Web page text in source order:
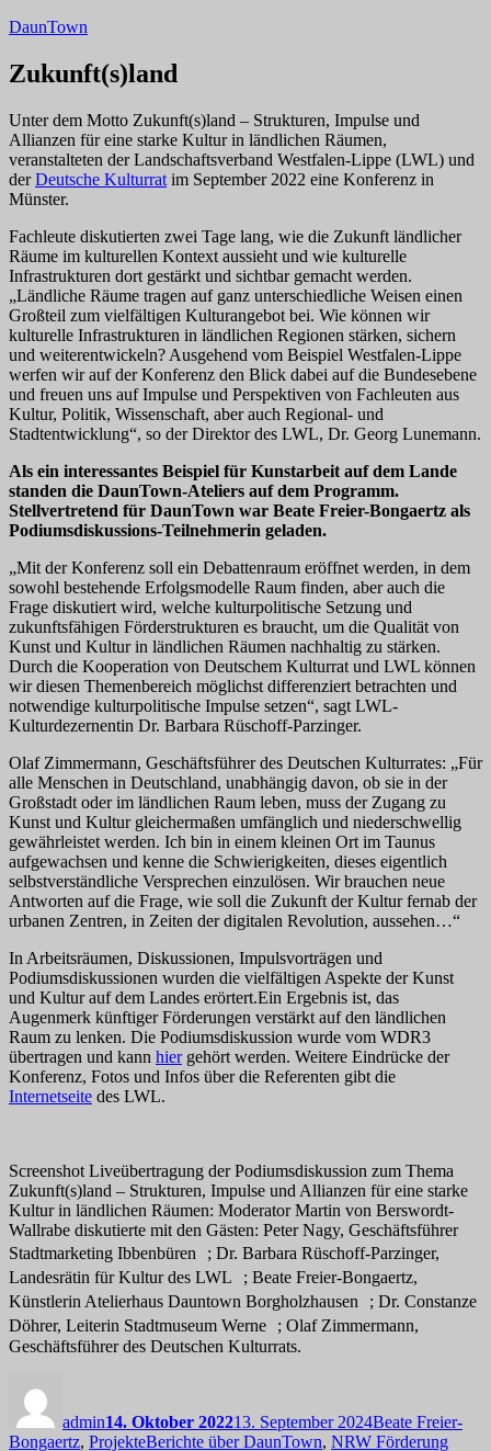
Zum
springen
DaunTown
Zukunft(s)land
Unter dem Motto Zukunft(s)land – Strukturen, Impulse und
Allianzen für eine starke Kultur in ländlichen Räumen,
veranstalteten der Landschaftsverband Westfalen-Lippe (LWL) und
derDeutsche Kulturrat im September 2022 eine Konferenz in
Münster.
Fachleute diskutierten zwei Tage lang, wie die Zukunft ländlicher
Räume im kulturellen Kontext aussieht und wie kulturelle
Infrastrukturen dort gestärkt und sichtbar gemacht werden.
„Ländliche Räume tragen auf ganz unterschiedliche Weisen einen
Großteil zum vielfältigen Kulturangebot bei. Wie können wir
kulturelle Infrastrukturen in ländlichen Regionen stärken, sichern
und weiterentwickeln? Ausgehend vom Beispiel Westfalen-Lippe
werfen wir auf der Konferenz den Blick dabei auf die Bundesebene
und freuen uns auf Impulse und Perspektiven von Fachleuten aus
Kultur, Politik, Wissenschaft, aber auch Regional- und
Stadtentwicklung“, so der Direktor des LWL, Dr. Georg Lunemann.
Als ein interessantes Beispiel für Kunstarbeit auf dem Lande
standen die DaunTown-Ateliers auf dem Programm.
Stellvertretend für DaunTown war Beate Freier-Bongaertz als
Podiumsdiskussions-Teilnehmerin geladen.
„Mit der Konferenz soll ein Debattenraum eröffnet werden, in dem
sowohl bestehende Erfolgsmodelle Raum finden, aber auch die
Frage diskutiert wird, welche kulturpolitische Setzung und
zukunftsfähigen Förderstrukturen es braucht, um die Qualität von
Kunst und Kultur in ländlichen Räumen nachhaltig zu stärken.
Durch die Kooperation von Deutschem Kulturrat und LWL können
wir diesen Themenbereich möglichst differenziert betrachten und
notwendige kulturpolitische Impulse setzen“, sagt LWL-
Kulturdezernentin Dr. Barbara Rüschoff-Parzinger.
Olaf Zimmermann, Geschäftsführer des Deutschen Kulturrates: „Für
alle Menschen in Deutschland, unabhängig davon, ob sie in der
Großstadt oder im ländlichen Raum leben, muss der Zugang zu
Kunst und Kultur gleichermaßen umfänglich und niederschwellig
gewährleistet werden. Ich bin in einem kleinen Ort im Taunus
aufgewachsen und kenne die Schwierigkeiten, dieses eigentlich
selbstverständliche Versprechen einzulösen. Wir brauchen neue
Antworten auf die Frage, wie soll die Zukunft der Kultur fernab der
urbanen Zentren, in Zeiten der digitalen Revolution, aussehen…“
In Arbeitsräumen, Diskussionen, Impulsvorträgen und
Podiumsdiskussionen wurden die vielfältigen Aspekte der Kunst
und Kultur auf dem Landes erörtert.Ein Ergebnis ist, das
Augenmerk künftiger Förderungen verstärkt auf den ländlichen
Raum zu lenken. Die Podiumsdiskussion wurde vom WDR3
übertragen und kann hiergehört werden. Weitere Eindrücke der
Konferenz, Fotos und Infos über die Referenten gibt die
Internetseite des LWL.
Screenshot Liveübertragung der Podiumsdiskussion zum Thema
Zukunft(s)land – Strukturen, Impulse und Allianzen für eine starke
Kultur in ländlichen Räumen: Moderator Martin von Berswordt-
Wallrabe diskutierte mit den Gästen: Peter Nagy, Geschäftsführer
Stadtmarketing Ibbenbüren ; Dr. Barbara Rüschoff-Parzinger,
Landesrätin für Kultur des LWL ; Beate Freier-Bongaertz,
Künstlerin Atelierhaus Dauntown Borgholzhausen ; Dr. Constanze
Döhrer, Leiterin Stadtmuseum Werne ; Olaf Zimmermann,
Geschäftsführer des Deutschen Kulturrats.
admin14. Oktober 202213. September 2024Beate Freier-
Bongaertz, ProjekteSchlagwörter
Berichte über DaunTown, NRW Förderung